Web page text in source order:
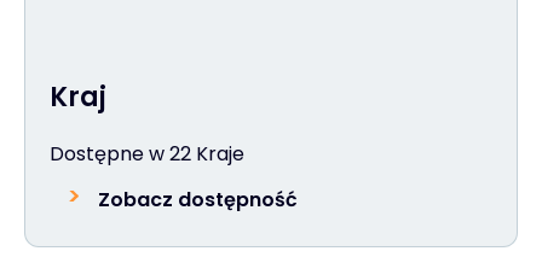
Kraj
Dostępne w 22 Kraje
Zobacz dostępność